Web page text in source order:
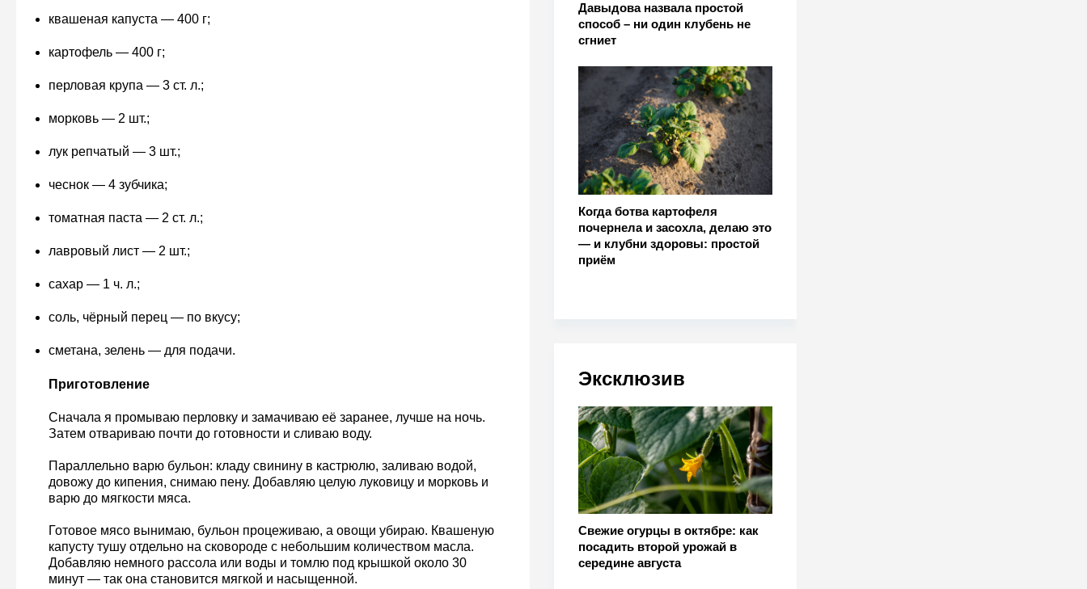
Давыдова назвала простой
способ – ни один клубень не
сгниет
Когда ботва картофеля
почернела и засохла, делаю это
— и клубни здоровы: простой
приём
Эксклюзив
Свежие огурцы в октябре: как
посадить второй урожай в
середине августа
квашеная капуста — 400 г;
картофель — 400 г;
перловая крупа — 3 ст. л.;
морковь — 2 шт.;
лук репчатый — 3 шт.;
чеснок — 4 зубчика;
томатная паста — 2 ст. л.;
лавровый лист — 2 шт.;
сахар — 1 ч. л.;
соль, чёрный перец — по вкусу;
сметана, зелень — для подачи.
Приготовление
Сначала я промываю перловку и замачиваю её заранее, лучше на ночь.
Затем отвариваю почти до готовности и сливаю воду.
Параллельно варю бульон: кладу свинину в кастрюлю, заливаю водой,
довожу до кипения, снимаю пену. Добавляю целую луковицу и морковь и
варю до мягкости мяса.
Готовое мясо вынимаю, бульон процеживаю, а овощи убираю. Квашеную
капусту тушу отдельно на сковороде с небольшим количеством масла.
Добавляю немного рассола или воды и томлю под крышкой около 30
минут — так она становится мягкой и насыщенной.